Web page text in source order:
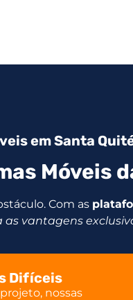
em Santa
Móveis
Com as
as vantagens
Difíceis
nossas